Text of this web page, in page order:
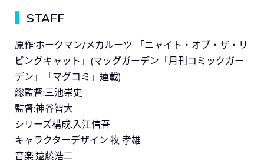
STAFF
原作:ホークマン/メカルーツ 「ニャイト・オブ・ザ・リ
ビングキャット」(マッグガーデン「月刊コミックガー
デン」「マグコミ」連載)
総監督:三池崇史
監督:神谷智大
シリーズ構成:入江信吾
キャラクターデザイン:牧 孝雄
音楽:遠藤浩二